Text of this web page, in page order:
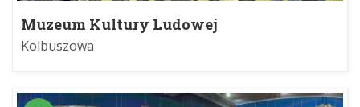
Muzeum Kultury Ludowej
Kolbuszowa